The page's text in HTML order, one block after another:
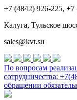
+7 (4842) 926-225, +7
Калуга, Тульское
sales@kvt.su
По вопросам
сотрудничества:
обращении